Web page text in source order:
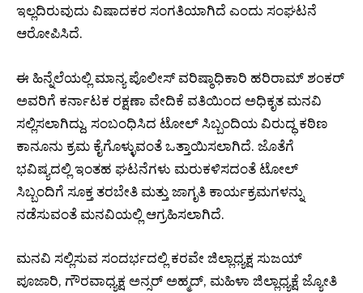
ಇಲ್ಲದಿರುವುದು ವಿಷಾದಕರ ಸಂಗತಿಯಾಗಿದೆ ಎಂದು ಸಂಘಟನೆ
ಆರೋಪಿಸಿದೆ.
ಈ ಹಿನ್ನೆಲೆಯಲ್ಲಿ ಮಾನ್ಯ ಪೊಲೀಸ್ ವರಿಷ್ಠಾಧಿಕಾರಿ ಹರಿರಾಮ್ ಶಂಕರ್
ಅವರಿಗೆ ಕರ್ನಾಟಕ ರಕ್ಷಣಾ ವೇದಿಕೆ ವತಿಯಿಂದ ಅಧಿಕೃತ ಮನವಿ
ಸಲ್ಲಿಸಲಾಗಿದ್ದು, ಸಂಬಂಧಿಸಿದ ಟೋಲ್ ಸಿಬ್ಬಂದಿಯ ವಿರುದ್ಧ ಕಠಿಣ
ಕಾನೂನು ಕ್ರಮ ಕೈಗೊಳ್ಳುವಂತೆ ಒತ್ತಾಯಿಸಲಾಗಿದೆ. ಜೊತೆಗೆ
ಭವಿಷ್ಯದಲ್ಲಿ ಇಂತಹ ಘಟನೆಗಳು ಮರುಕಳಿಸದಂತೆ ಟೋಲ್
ಸಿಬ್ಬಂದಿಗೆ ಸೂಕ್ತ ತರಬೇತಿ ಮತ್ತು ಜಾಗೃತಿ ಕಾರ್ಯಕ್ರಮಗಳನ್ನು
ನಡೆಸುವಂತೆ ಮನವಿಯಲ್ಲಿ ಆಗ್ರಹಿಸಲಾಗಿದೆ.
ಮನವಿ ಸಲ್ಲಿಸುವ ಸಂದರ್ಭದಲ್ಲಿ ಕರವೇ ಜಿಲ್ಲಾಧ್ಯಕ್ಷ ಸುಜಯ್
ಪೂಜಾರಿ, ಗೌರವಾಧ್ಯಕ್ಷ ಅನ್ಸರ್ ಅಹ್ಮದ್, ಮಹಿಳಾ ಜಿಲ್ಲಾಧ್ಯಕ್ಷೆ ಜ್ಯೋತಿ